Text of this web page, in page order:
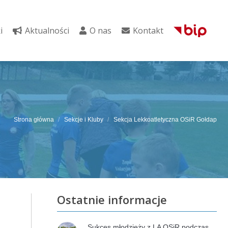
Aktualności O nas Kontakt
Strona główna Sekcje i Kluby Sekcja Lekkoatletyczna OSiR Gołdap
Ostatnie informacje
Aktualności O nas Kontakt